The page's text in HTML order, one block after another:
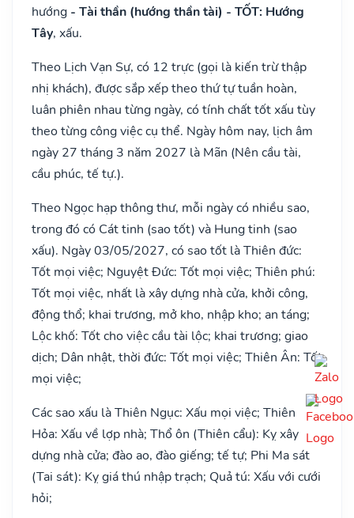
hướng - Tài thần (hướng thần tài) - TỐT: Hướng
Tây, xấu.
Theo Lịch Vạn Sự, có 12 trực (gọi là kiến trừ thập
nhị khách), được sắp xếp theo thứ tự tuần hoàn,
luân phiên nhau từng ngày, có tính chất tốt xấu tùy
theo từng công việc cụ thể. Ngày hôm nay, lịch âm
ngày 27 tháng 3 năm 2027 là Mãn (Nên cầu tài,
cầu phúc, tế tự.).
Theo Ngọc hạp thông thư, mỗi ngày có nhiều sao,
trong đó có Cát tinh (sao tốt) và Hung tinh (sao
xấu). Ngày 03/05/2027, có sao tốt là Thiên đức:
Tốt mọi việc; Nguyệt Đức: Tốt mọi việc; Thiên phú:
Tốt mọi việc, nhất là xây dựng nhà cửa, khởi công,
động thổ; khai trương, mở kho, nhập kho; an táng;
Lộc khố: Tốt cho việc cầu tài lộc; khai trương; giao
dịch; Dân nhật, thời đức: Tốt mọi việc; Thiên Ân: Tốt
mọi việc;
Các sao xấu là Thiên Ngục: Xấu mọi việc; Thiên
Hỏa: Xấu về lợp nhà; Thổ ôn (Thiên cẩu): Kỵ xây
dựng nhà cửa; đào ao, đào giếng; tế tự; Phi Ma sát
(Tai sát): Kỵ giá thú nhập trạch; Quả tú: Xấu với cưới
hỏi;